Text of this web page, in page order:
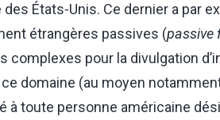
États‑Unis. Ce dernier a par
étrangères passives (passive
complexes pour la divulgation
domaine (au moyen
à toute personne américaine